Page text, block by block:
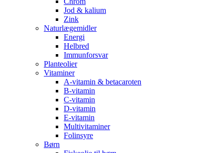
Jod & kalium
Zink
Naturlægemidler
Energi
Helbred
Immunforsvar
Planteolier
Vitaminer
A-vitamin & betacaroten
B-vitamin
C-vitamin
D-vitamin
E-vitamin
Multivitaminer
Folinsyre
Børn